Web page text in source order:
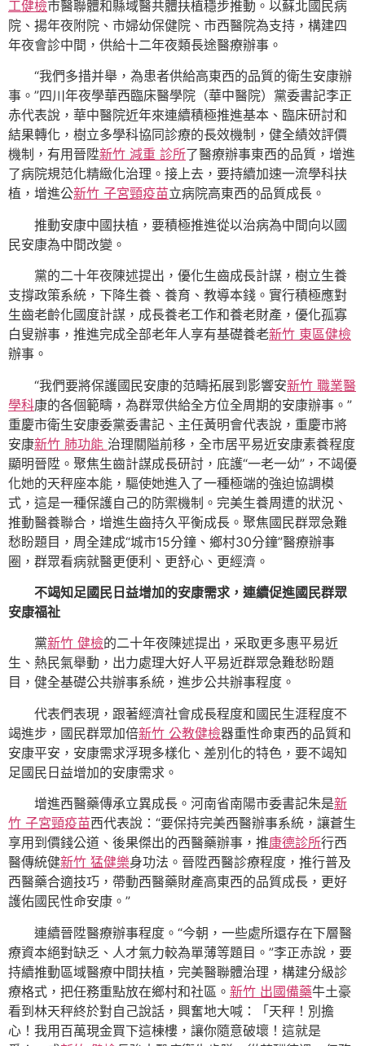
工健檢市醫聯體和縣域醫共體扶植穩步推動。以蘇北國民病
院、揚年夜附院、市婦幼保健院、市西醫院為支持，構建四
年夜會診中間，供給十二年夜類長途醫療辦事。
“我們多措并舉，為患者供給高東西的品質的衛生安康辦
事。”四川年夜學華西臨床醫學院（華中醫院）黨委書記李正
赤代表說，華中醫院近年來連續積極推進基本、臨床研討和
結果轉化，樹立多學科協同診療的長效機制，健全績效評價
機制，有用晉陞新竹 減重 診所了醫療辦事東西的品質，增進
了病院規范化精緻化治理。接上去，要持續加速一流學科扶
植，增進公新竹 子宮頸疫苗立病院高東西的品質成長。
推動安康中國扶植，要積極推進從以治病為中間向以國
民安康為中間改變。
黨的二十年夜陳述提出，優化生齒成長計謀，樹立生養
支撐政策系統，下降生養、養育、教導本錢。實行積極應對
生齒老齡化國度計謀，成長養老工作和養老財產，優化孤寡
白叟辦事，推進完成全部老年人享有基礎養老新竹 東區健檢
辦事。
“我們要將保護國民安康的范疇拓展到影響安新竹 職業醫
學科康的各個範疇，為群眾供給全方位全周期的安康辦事。”
重慶市衛生安康委黨委書記、主任黃明會代表說，重慶市將
安康新竹 肺功能 治理關隘前移，全市居平易近安康素養程度
顯明晉陞。聚焦生齒計謀成長研討，庇護“一老一幼”，不竭優
化她的天秤座本能，驅使她進入了一種極端的強迫協調模
式，這是一種保護自己的防禦機制。完美生養周遭的狀況、
推動醫養聯合，增進生齒持久平衡成長。聚焦國民群眾急難
愁盼題目，周全建成“城市15分鐘、鄉村30分鐘”醫療辦事
圈，群眾看病就醫更便利、更舒心、更經濟。
不竭知足國民日益增加的安康需求，連續促進國民群眾
安康福祉
黨新竹 健檢的二十年夜陳述提出，采取更多惠平易近
生、熱民氣舉動，出力處理大好人平易近群眾急難愁盼題
目，健全基礎公共辦事系統，進步公共辦事程度。
代表們表現，跟著經濟社會成長程度和國民生涯程度不
竭進步，國民群眾加倍新竹 公教健檢器重性命東西的品質和
安康平安，安康需求浮現多樣化、差別化的特色，要不竭知
足國民日益增加的安康需求。
增進西醫藥傳承立異成長。河南省南陽市委書記朱是新
竹 子宮頸疫苗西代表說：“要保持完美西醫辦事系統，讓蒼生
享用到價錢公道、後果傑出的西醫藥辦事，推康德診所行西
醫傳統健新竹 猛健樂身功法。晉陞西醫診療程度，推行普及
西醫藥合適技巧，帶動西醫藥財產高東西的品質成長，更好
護佑國民性命安康。”
連續晉陞醫療辦事程度。“今朝，一些處所還存在下層醫
療資本絕對缺乏、人才氣力較為單薄等題目。”李正赤說，要
持續推動區域醫療中間扶植，完美醫聯體治理，構建分級診
療格式，把任務重點放在鄉村和社區。 新竹 出國備藥牛土豪
看到林天秤終於對自己說話，興奮地大喊：「天秤！別擔
心！我用百萬現金買下這棟樓，讓你隨意破壞！這就是